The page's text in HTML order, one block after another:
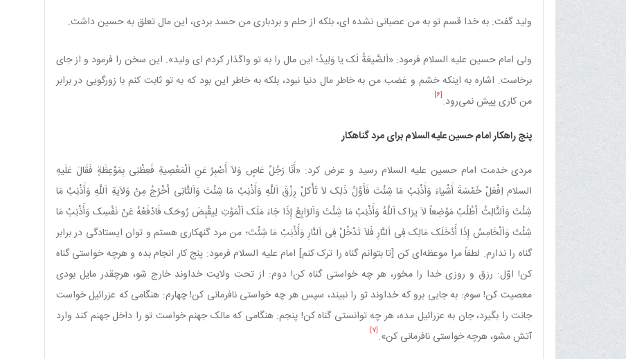
ولید گفت: به خدا قسم تو به من عصبانی نشده ای، بلکه از حلم و بردباری من حسد بردی، این مال تعلق به حسین داشت.
ولی امام حسین علیه السلام فرمود: «اَلضَّیعَةُ لَک یا وَلِیدُ؛ این مال را به تو واگذار کردم ای ولید». این سخن را فرمود و از جای
برخاست. اشاره به اینکه خشم و غضب من به خاطر مال دنیا نبود، بلکه به خاطر این بود که به تو ثابت کنم با زورگویی در برابر
من کاری پیش نمی‌رود.[6]
پنج راهکار امام حسین علیه السلام برای مرد گناهکار
مردی خدمت امام حسین علیه السلام رسید و عرض کرد: «أَنَا رَجُلٌ عَاصٍ وَلاَ أَصْبِرُ عَنِ اَلْمَعْصِیةِ فَعِظْنِی بِمَوْعِظَةٍ فَقَالَ عَلَیهِ
السلام اِفْعَلْ خَمْسَةَ أَشْیاءَ وَأَذْنِبْ مَا شِئْتَ فَأَوَّلُ ذَلِک لاَ تَأْکلْ رِزْقَ اَللَّهِ وَأَذْنِبْ مَا شِئْتَ وَاَلثَّانِی اُخْرُجْ مِنْ وَلاَیةِ اَللَّهِ وَأَذْنِبْ مَا
شِئْتَ وَاَلثَّالِثُ اُطْلُبْ مَوْضِعاً لاَ یرَاک اَللَّهُ وَأَذْنِبْ مَا شِئْتَ وَاَلرَّابِعُ إِذَا جَاءَ مَلَک اَلْمَوْتِ لِیقْبِضَ رُوحَک فَادْفَعْهُ عَنْ نَفْسِک وَأَذْنِبْ مَا
شِئْتَ وَاَلْخَامِسُ إِذَا أَدْخَلَک مَالِک فِی اَلنَّارِ فَلاَ تَدْخُلْ فِی اَلنَّارِ وَأَذْنِبْ مَا شِئْتَ؛ من مرد گنهکاری هستم و توان ایستادگی در برابر
گناه را ندارم. لطفاً مرا موعظه‌ای کن [تا بتوانم گناه را ترک کنم] امام علیه السلام فرمود: پنج کار انجام بده و هرچه خواستی گناه
کن! اوّل: رزق و روزی خدا را مخور، هر چه خواستی گناه کن! دوم: از تحت ولایت خداوند خارج شو، هرچقدر مایل بودی
معصیت کن! سوم: به جایی برو که خداوند تو را نبیند، سپس هر چه خواستی نافرمانی کن! چهارم: هنگامی که عزرائیل خواست
جانت را بگیرد، جان به عزرائیل مده، هر چه توانستی گناه کن! پنجم: هنگامی که مالک جهنم خواست تو را داخل جهنم کند وارد
آتش مشو، هرچه خواستی نافرمانی کن».[7]